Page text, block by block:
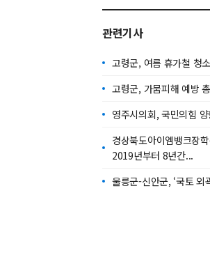
관련기사
고령군, 여름 휴가철 청
고령군, 가뭄피해 예방
영주시의회, 국민의힘
경상북도아이엠뱅크장
2019년부터 8년간...
울릉군-신안군, ‘국토